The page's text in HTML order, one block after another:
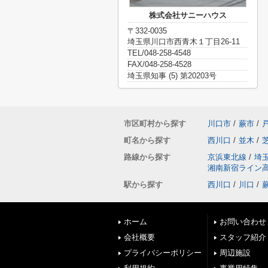
株式会社サニーハウス
〒332-0035
埼玉県川口市西青木１丁目26-11
TEL/048-258-4548
FAX/048-258-4528
埼玉県知事 (5) 第20203号
市区町村から探す 川口市 / 蕨市 /
町名から探す
西川口 / 並木 /
路線から探す
京浜東北線 / 埼
湘南新宿ライン
駅から探す
西川口 / 川口 /
ホーム
会社概要
プライバシーポリシー
お問い合わせ
スタッフ紹介
周辺施設